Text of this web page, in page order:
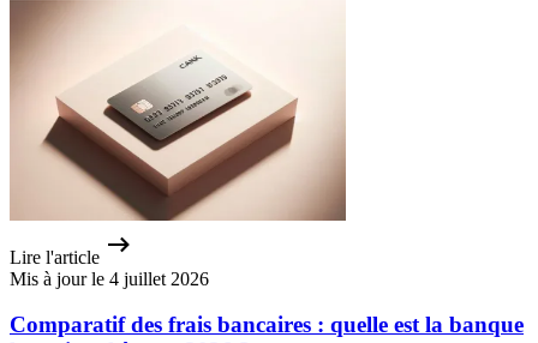
Lire l'article
Mis à jour le 4 juillet 2026
Comparatif des frais bancaires : quelle est la banque